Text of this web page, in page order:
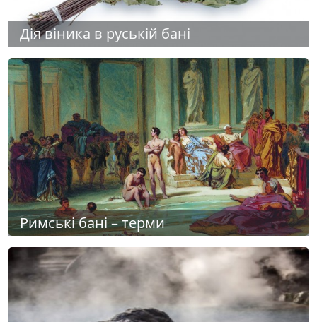
Дія віника в руській бані
Римські бані – терми